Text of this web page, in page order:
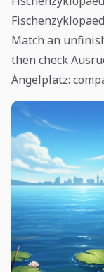
Match an
then check
Angelplatz: